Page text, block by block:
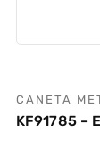
CANETA
KF91785 –